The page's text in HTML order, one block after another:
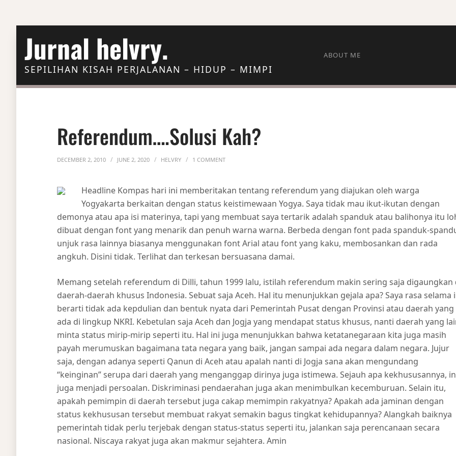
Jurnal helvry.
SEPILIHAN KISAH PERJALANAN – HIDUP – MIMPI
ABOUT ME
Referendum….solusi Kah?
DECEMBER 2, 2010 JUNE 2, 2020 HELVRY 1 COMMENTON REFERENDUM….SOLUSI KAH?
Headline Kompas hari ini memberitakan tentang referendum yang diajukan oleh warga
Yogyakarta berkaitan dengan status keistimewaan Yogya. Saya tidak mau ikut-ikutan dengan
demonya atau apa isi materinya, tapi yang membuat saya tertarik adalah spanduk atau balihonya itu
dibuat dengan font yang menarik dan penuh warna warna. Berbeda dengan font pada spanduk-
unjuk rasa lainnya biasanya menggunakan font Arial atau font yang kaku, membosankan dan rada
angkuh. Disini tidak. Terlihat dan terkesan bersuasana damai.
Memang setelah referendum di Dilli, tahun 1999 lalu, istilah referendum makin sering saja digaungkan
daerah-daerah khusus Indonesia. Sebuat saja Aceh. Hal itu menunjukkan gejala apa? Saya rasa selama
berarti tidak ada kepdulian dan bentuk nyata dari Pemerintah Pusat dengan Provinsi atau daerah yang
ada di lingkup NKRI. Kebetulan saja Aceh dan Jogja yang mendapat status khusus, nanti daerah yang
minta status mirip-mirip seperti itu. Hal ini juga menunjukkan bahwa ketatanegaraan kita juga masih
payah merumuskan bagaimana tata negara yang baik, jangan sampai ada negara dalam negara. Jujur
saja, dengan adanya seperti Qanun di Aceh atau apalah nanti di Jogja sana akan mengundang
“keinginan” serupa dari daerah yang menganggap dirinya juga istimewa. Sejauh apa kekhususannya,
juga menjadi persoalan. Diskriminasi pendaerahan juga akan menimbulkan kecemburuan. Selain itu,
apakah pemimpin di daerah tersebut juga cakap memimpin rakyatnya? Apakah ada jaminan dengan
status kekhususan tersebut membuat rakyat semakin bagus tingkat kehidupannya? Alangkah baiknya
pemerintah tidak perlu terjebak dengan status-status seperti itu, jalankan saja perencanaan secara
nasional. Niscaya rakyat juga akan makmur sejahtera. Amin